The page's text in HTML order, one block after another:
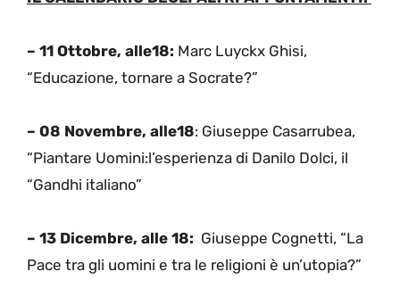
– 11 Ottobre, alle18: Marc Luyckx Ghisi,
“Educazione, tornare a Socrate?”
– 08 Novembre, alle18: Giuseppe Casarrubea,
“Piantare Uomini:l’esperienza di Danilo Dolci, il
“Gandhi italiano”
– 13 Dicembre, alle 18: Giuseppe Cognetti, “La
Pace tra gli uomini e tra le religioni è un’utopia?”